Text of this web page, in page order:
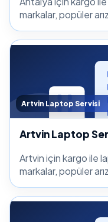
markalar, popüler
Artvin Laptop Servisi
Artvin Laptop
Artvin için kargo ile
markalar, popüler